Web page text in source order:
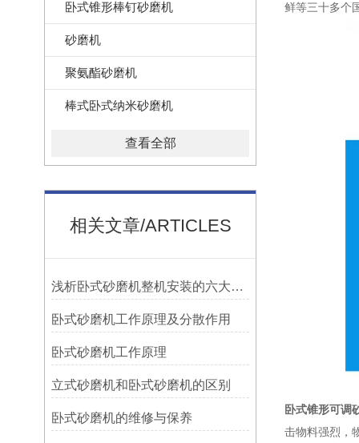
卧式锥形棒钉砂磨机
砂磨机
聚氨酯砂磨机
棒式卧式纳米砂磨机
查看全部
相关文章/ARTICLES
浅析卧式砂磨机整机安装的六大要点
卧式砂磨机工作原理及分散作用
卧式砂磨机工作原理
立式砂磨机和卧式砂磨机的区别
卧式砂磨机的维修与保养
鲜等三十多个
卧式锥形可调
击物料强烈，